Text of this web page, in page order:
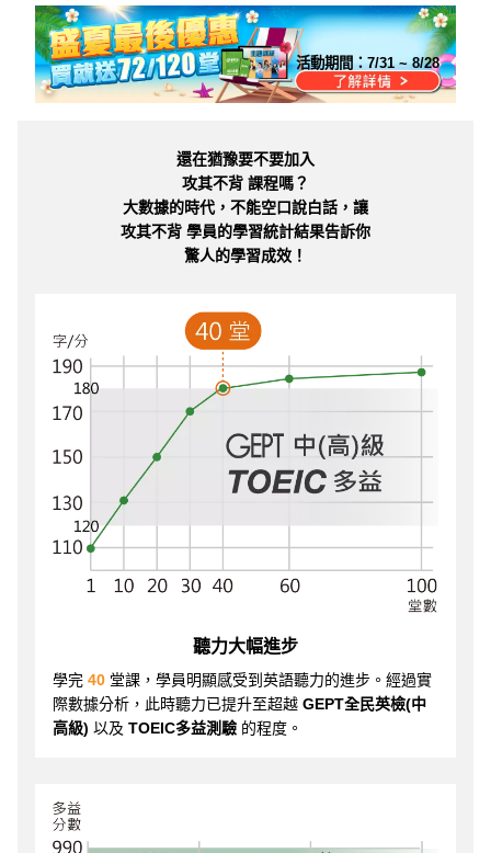
活動期間：7/31 ~ 8/28
還在猶豫要不要加入
攻其不背 課程嗎？
大數據的時代，不能空口說白話，讓
攻其不背 學員的學習統計結果告訴你
驚人的學習成效！
聽力大幅進步
學完 40 堂課，學員明顯感受到英語聽力的進步。經過實
際數據分析，此時聽力已提升至超越 GEPT全民英檢(中
高級) 以及 TOEIC多益測驗 的程度。